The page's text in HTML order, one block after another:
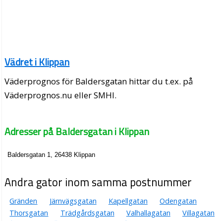
Vädret i Klippan
Väderprognos för Baldersgatan hittar du t.ex. på
Väderprognos.nu eller SMHI.
Adresser på Baldersgatan i Klippan
Baldersgatan 1, 26438 Klippan
Andra gator inom samma postnummer
Gränden Järnvägsgatan Kapellgatan
Odengatan
Thorsgatan
Trädgårdsgatan Valhallagatan
Villagatan